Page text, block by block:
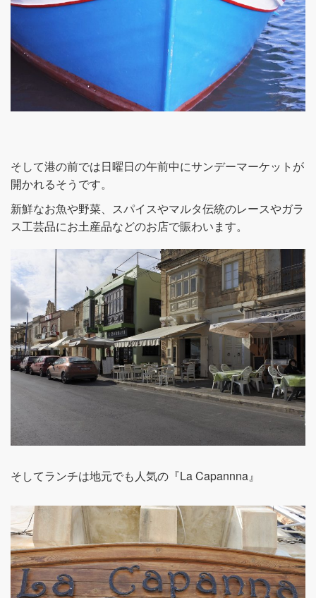
そして港の前では日曜日の午前中にサンデーマーケットが
開かれるそうです。
新鮮なお魚や野菜、スパイスやマルタ伝統のレースやガラ
ス工芸品にお土産品などのお店で賑わいます。
そしてランチは地元でも人気の『La Capannna』